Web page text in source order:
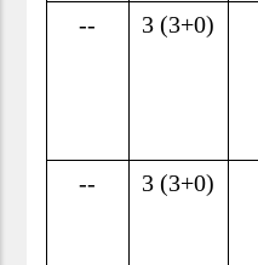
3 (3+0)
--
3 (3+0)
--